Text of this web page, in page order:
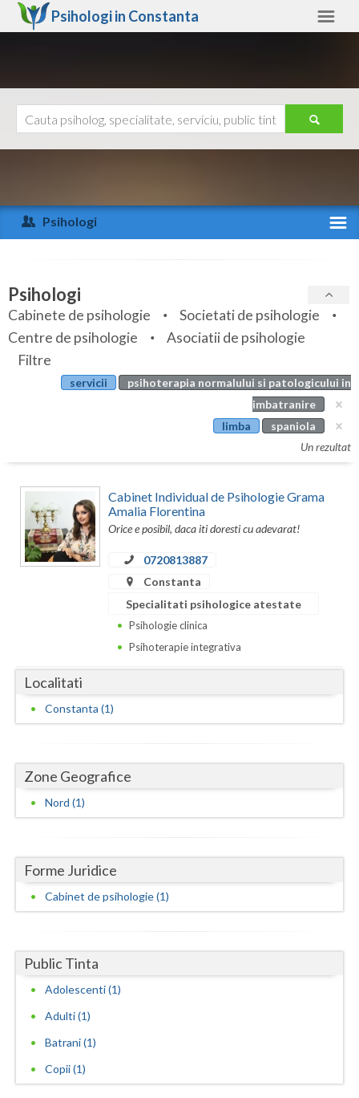
Psihologi in Constanta
Arad
Arges
Bihor
Bistrita-Nasaud
Botosani
Bucuresti
Calarasi
Caras-Severin
Dambovita
Dolj
Giurgiu
Gorj
Hunedoara
Ialomita
Ilfov
Maramures
Mehedinti
Mures
Ajutor
Psihologi
Specialitati
Servicii
Articole
Evenimente
Psihologi
Cabinete de psihologie
Societati de psihologie
Centre de psihologie
Asociatii de psihologie
Filtre
servicii
psihoterapia normalului si patologicului in
imbatranire
limba
spaniola
Un rezultat
Cabinet Individual de Psihologie Grama
Amalia Florentina
Orice e posibil, daca iti doresti cu adevarat!
0720813887
Constanta
Specialitati psihologice atestate
Psihologie clinica
Psihoterapie integrativa
Localitati
Constanta (1)
Zone Geografice
Nord (1)
Forme Juridice
Cabinet de psihologie (1)
Public Tinta
Adolescenti (1)
Adulti (1)
Batrani (1)
Copii (1)